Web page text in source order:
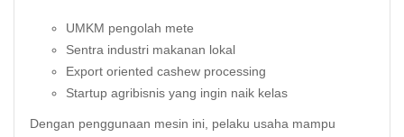
UMKM pengolah mete
Sentra industri makanan lokal
Export oriented cashew processing
Startup agribisnis yang ingin naik kelas
Dengan penggunaan mesin ini, pelaku usaha mampu